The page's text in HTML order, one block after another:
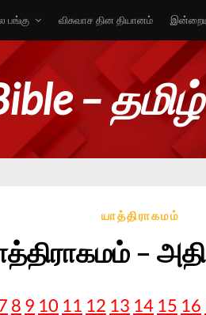
பங்கு விசுவாச தின தியானம்
–
யாத்திராகமம்
–
8 9 10 11 12 13 14 15 16